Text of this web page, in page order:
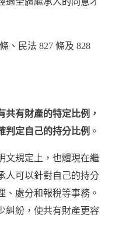
、 民法 827 條及 828
共有財產的特定比例，
判定自己的持分比例 。
文規定上，也體現在繼
人可以針對自己的持分
、處分和報稅等事務。
糾紛，使共有財產更容